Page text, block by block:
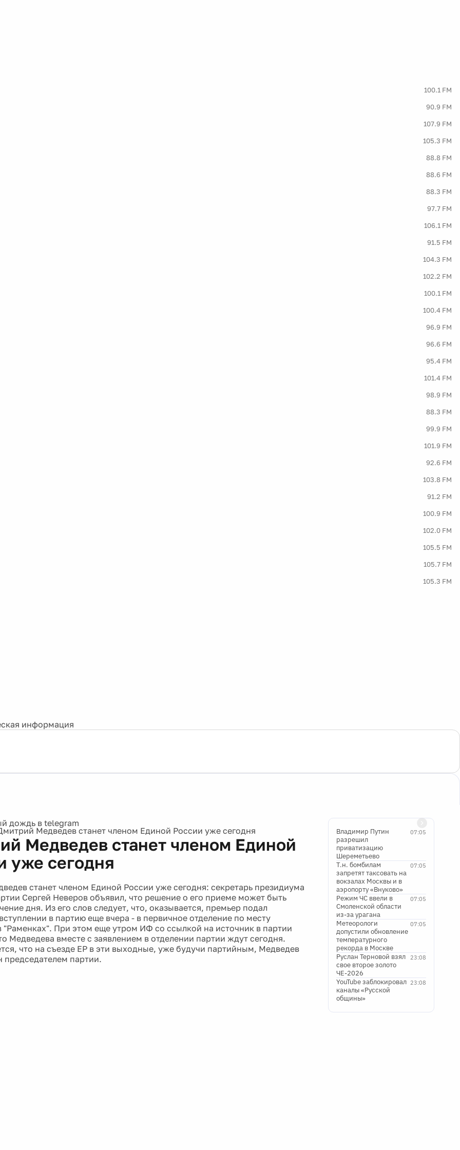
100.1 FM
90.9 FM
107.9 FM
105.3 FM
88.8 FM
88.6 FM
88.3 FM
97.7 FM
106.1 FM
91.5 FM
104.3 FM
102.2 FM
100.1 FM
100.4 FM
96.9 FM
96.6 FM
95.4 FM
101.4 FM
98.9 FM
88.3 FM
99.9 FM
101.9 FM
92.6 FM
103.8 FM
91.2 FM
100.9 FM
102.0 FM
105.5 FM
105.7 FM
105.3 FM
информация
Медведев станет членом Единой России уже сегодня
Медведев станет членом Единой
уже сегодня
станет членом Единой России уже сегодня: секретарь президиума
Сергей Неверов объявил, что решение о его приеме может быть
дня. Из его слов следует, что, оказывается, премьер подал
в партию еще вчера - в первичное отделение по месту
"Раменках". При этом еще утром ИФ со ссылкой на источник в партии
Медведева вместе с заявлением в отделении партии ждут сегодня.
что на съезде ЕР в эти выходные, уже будучи партийным, Медведев
председателем партии.
07:05
Владимир Путин
разрешил
приватизацию
Шереметьево
07:05
Т.н. бомбилам
запретят таксовать на
вокзалах Москвы и в
аэропорту «Внуково»
07:05
Режим ЧС ввели в
Смоленской области
из-за урагана
07:05
Метеорологи
допустили обновление
температурного
рекорда в Москве
23:08
Руслан Терновой взял
свое второе золото
ЧЕ-2026
23:08
YouTube заблокировал
каналы «Русской
общины»